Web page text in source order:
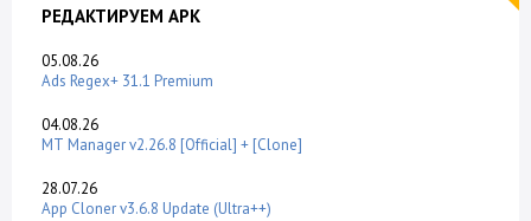
РЕДАКТИРУЕМ APK
05.08.26
Ads Regex+ 31.1 Premium
04.08.26
MT Manager v2.26.8 [Official] + [Clone]
28.07.26
App Cloner v3.6.8 Update (Ultra++)